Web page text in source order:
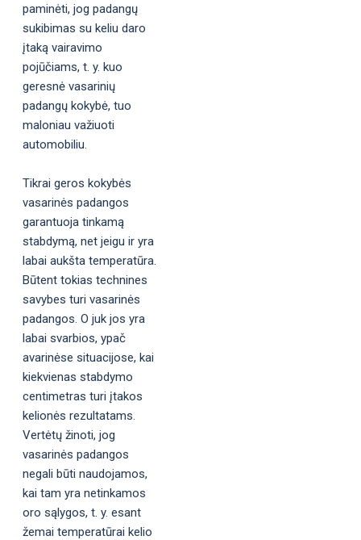
paminėti, jog padangų
sukibimas su keliu daro
įtaką vairavimo
pojūčiams, t. y. kuo
geresnė vasarinių
padangų kokybė, tuo
maloniau važiuoti
automobiliu.
Tikrai geros kokybės
vasarinės padangos
garantuoja tinkamą
stabdymą, net jeigu ir yra
labai aukšta temperatūra.
Būtent tokias technines
savybes turi vasarinės
padangos. O juk jos yra
labai svarbios, ypač
avarinėse situacijose, kai
kiekvienas stabdymo
centimetras turi įtakos
kelionės rezultatams.
Vertėtų žinoti, jog
vasarinės padangos
negali būti naudojamos,
kai tam yra netinkamos
oro sąlygos, t. y. esant
žemai temperatūrai kelio